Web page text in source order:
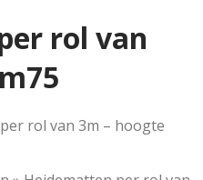
rol van
rol van 3m – hoogte